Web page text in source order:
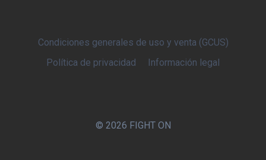
Condiciones generales de uso y venta (GCUS)
Política de privacidad
Información legal
© 2026 FIGHT ON